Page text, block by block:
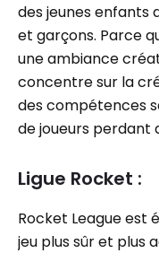
des jeunes enfants
et garçons. Parce
une ambiance
concentre sur la
des compétences
de joueurs perdant
Ligue Rocket :
Rocket League est
jeu plus sûr et plus